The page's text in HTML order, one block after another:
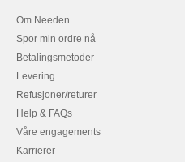
Om Needen
Spor min ordre nå
Betalingsmetoder
Levering
Refusjoner/returer
Help & FAQs
Våre engagements
Karrierer